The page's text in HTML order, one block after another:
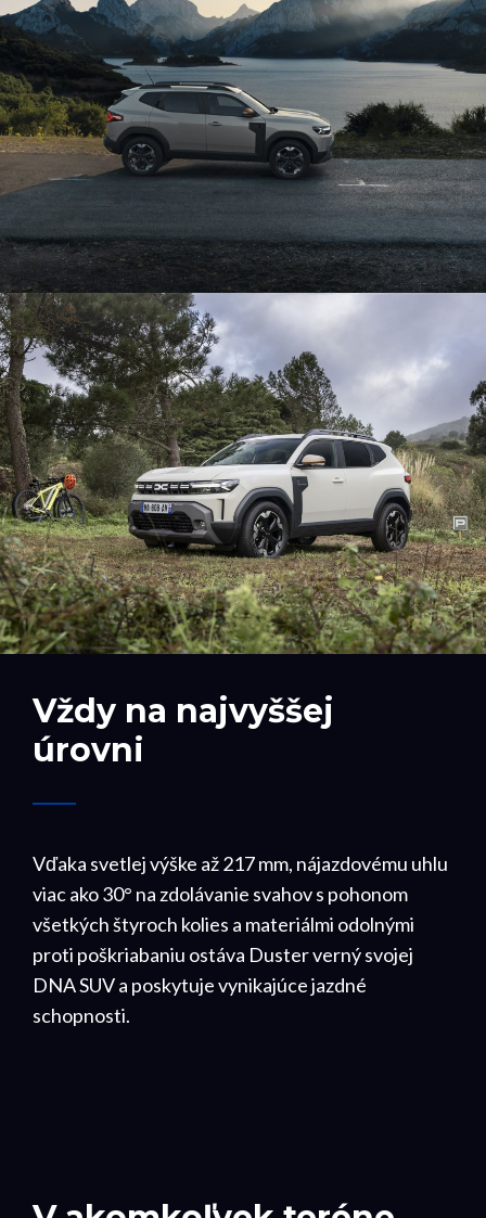
Vždy na najvyššej
úrovni
Vďaka svetlej výške až 217 mm, nájazdovému uhlu
viac ako 30° na zdolávanie svahov s pohonom
všetkých štyroch kolies a materiálmi odolnými
proti poškriabaniu ostáva Duster verný svojej
DNA SUV a poskytuje vynikajúce jazdné
schopnosti.